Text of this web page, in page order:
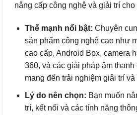
nâng cấp công nghệ và giải trí
Thế mạnh nổi bật: Chuyên
sản phẩm công nghệ cao như
cao cấp, Android Box, camera
360, và các giải pháp âm
mang đến trải nghiệm giải trí
Lý do nên chọn: Bạn muốn
trí, kết nối và các tính năng